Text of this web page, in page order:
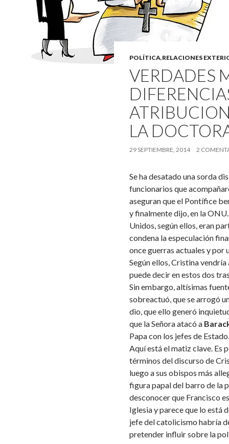
POLÍTICA,RELACIONES
VERDADES
LA
29 SEPTIEMBRE, 2014 2
Se ha desatado una sorda
funcionarios que
aseguran que el Pontífice
y finalmente dijo, en la
Unidos, según ellos, eran
condena la especulación
once guerras actuales y por
Según ellos, Cristina vendría
puede decir en estos dos
Sin embargo, altísimas
sobreactuó, que se arrogó
dio, que ello generó
que la Señora atacó a
Papa con los jefes de Estado.
Aquí está el matiz clave. Es
términos del discurso de
luego a sus obispos más
figura papal del barro de la
desconocer que Francisco
Iglesia y parece que lo está
jefe del catolicismo habría
pretender influir sobre la